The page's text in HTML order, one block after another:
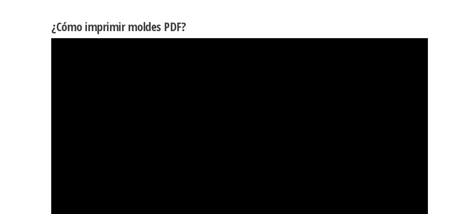
¿Cómo imprimir moldes PDF?